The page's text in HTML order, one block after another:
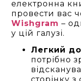
електронна
провести вас
Wishgram –
у цій галузі.
Легкий
потрібно